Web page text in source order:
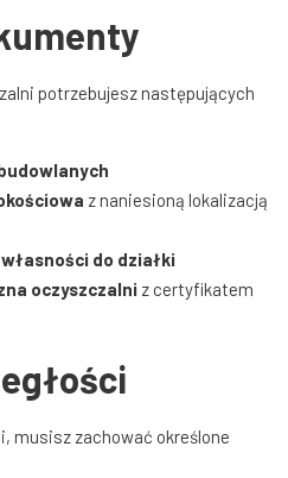
potrzebujesz następujących
z naniesioną lokalizacją
do działki
oczyszczalni z certyfikatem
musisz zachować określone